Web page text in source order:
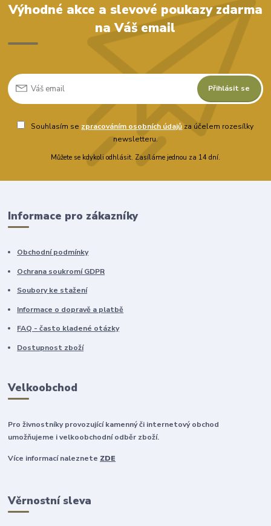
Výhodné akce a slevové poukazy zdarma
na Váš email
Přihlásit se
Souhlasím se zpracováním osobních údajů za účelem rozesílky
newsletteru.
Můžete se kdykoli odhlásit. Zasíláme jednou za 14 dní.
Informace pro zákazníky
Obchodní podmínky
Ochrana soukromí GDPR
Soubory ke stažení
Informace o dopravě a platbě
FAQ - často kladené otázky
Dostupnost zboží
Velkoobchod
Pro živnostníky provozující kamenný či internetový obchod
umožňujeme i velkoobchodní odběr zboží.
Více informací naleznete ZDE
Věrnostní sleva